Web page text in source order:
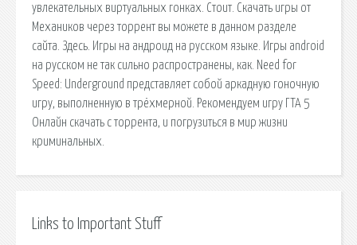
увлекательных виртуальных гонках. Стоит. Скачать игры от
Механиков через торрент вы можете в данном разделе
сайта. Здесь. Игры на андроид на русском языке. Игры android
на русском не так сильно распространены, как. Need for
Speed: Underground представляет собой аркадную гоночную
игру, выполненную в трёхмерной. Рекомендуем игру ГТА 5
Онлайн скачать с торрента, и погрузиться в мир жизни
криминальных.
Links to Important Stuff